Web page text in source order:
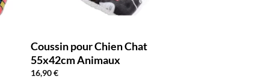
Coussin pour Chien Chat
55x42cm Animaux
16,90€